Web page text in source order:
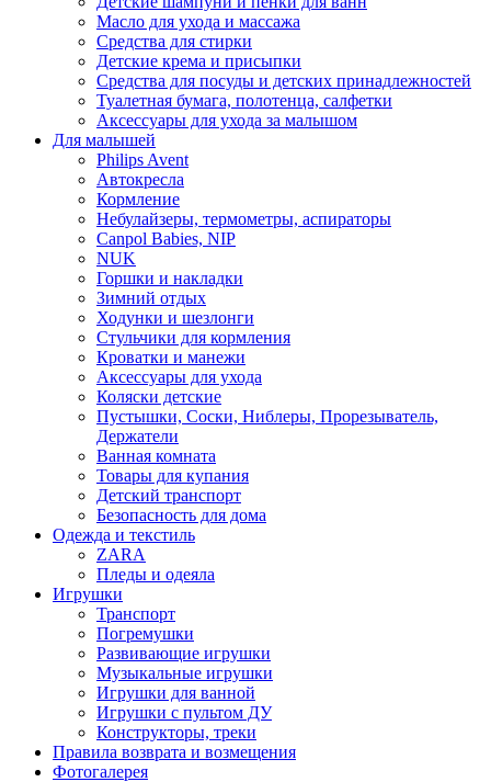
Масло для ухода и массажа
Средства для стирки
Детские крема и присыпки
Средства для посуды и детских принадлежностей
Туалетная бумага, полотенца, салфетки
Аксессуары для ухода за малышом
Для малышей
Philips Avent
Автокресла
Кормление
Небулайзеры, термометры, аспираторы
Canpol Babies, NIP
NUK
Горшки и накладки
Зимний отдых
Ходунки и шезлонги
Стульчики для кормления
Кроватки и манежи
Аксессуары для ухода
Коляски детские
Пустышки, Соски, Ниблеры, Прорезыватель,
Держатели
Ванная комната
Товары для купания
Детский транспорт
Безопасность для дома
Одежда и текстиль
ZARA
Пледы и одеяла
Игрушки
Транспорт
Погремушки
Развивающие игрушки
Музыкальные игрушки
Игрушки для ванной
Игрушки с пультом ДУ
Конструкторы, треки
Правила возврата и возмещения
Фотогалерея